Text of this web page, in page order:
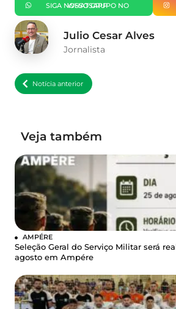
SIGA NOSSO GRUPO NO WHATSAPP
Julio Cesar Alves
Jornalista
Notícia anterior
Veja também
AMPÉRE
Seleção Geral do Serviço Militar será
agosto em Ampére